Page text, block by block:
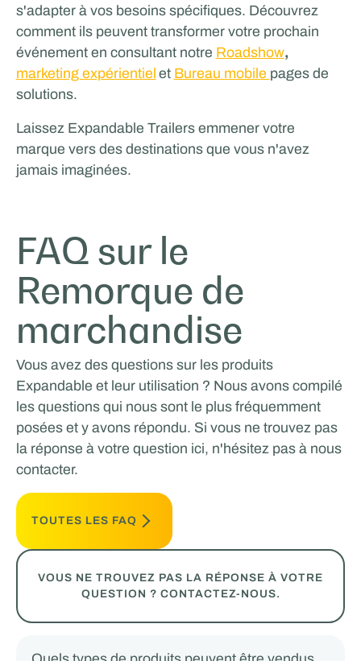
s'adapter à vos besoins spécifiques. Découvrez
comment ils peuvent transformer votre prochain
événement en consultant notre Roadshow,
marketing expérientiel et Bureau mobile pages de
solutions.
Laissez Expandable Trailers emmener votre
marque vers des destinations que vous n'avez
jamais imaginées.
FAQ sur le
Remorque de
marchandise
Vous avez des questions sur les produits
Expandable et leur utilisation ? Nous avons compilé
les questions qui nous sont le plus fréquemment
posées et y avons répondu. Si vous ne trouvez pas
la réponse à votre question ici, n'hésitez pas à nous
contacter.
TOUTES LES FAQ
VOUS NE TROUVEZ PAS LA RÉPONSE À VOTRE
QUESTION ? CONTACTEZ-NOUS.